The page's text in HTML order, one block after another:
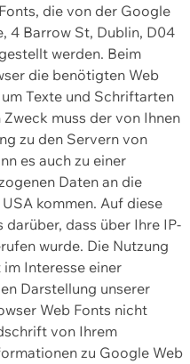
die von der Google
4 Barrow St, Dublin, D04
werden. Beim
die benötigten Web
Texte und Schriftarten
muss der von Ihnen
zu den Servern von
es auch zu einer
Daten an die
kommen. Auf diese
dass über Ihre IP-
wurde. Die Nutzung
Interesse einer
Darstellung unserer
Web Fonts nicht
von Ihrem
zu Google Web